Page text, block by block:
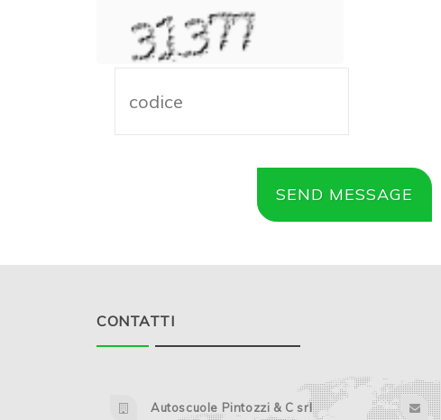
CONTATTI
Autoscuole Pintozzi & C srl